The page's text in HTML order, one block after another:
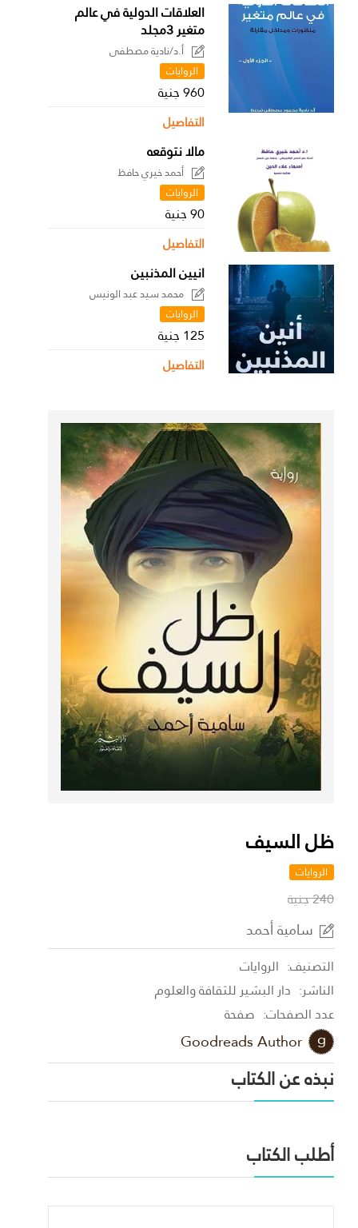
العلاقات الدولية في عالم
متغير 3مجلد
أ.د/نادية مصطفى
الروايات
960 جنية
التفاصيل
مالا نتوقعه
أحمد خيري حافظ
الروايات
90 جنية
التفاصيل
انيين المذنبين
محمد سيد عبد الونيس
الروايات
125 جنية
التفاصيل
ظل السيف
الروايات
240 جنية
سامية أحمد
التصنيف: الروايات
الناشر: دار البشير للثقافة والعلوم
عدد الصفحات: صفحة
Goodreads Author
نبذه عن الكتاب
أطلب الكتاب